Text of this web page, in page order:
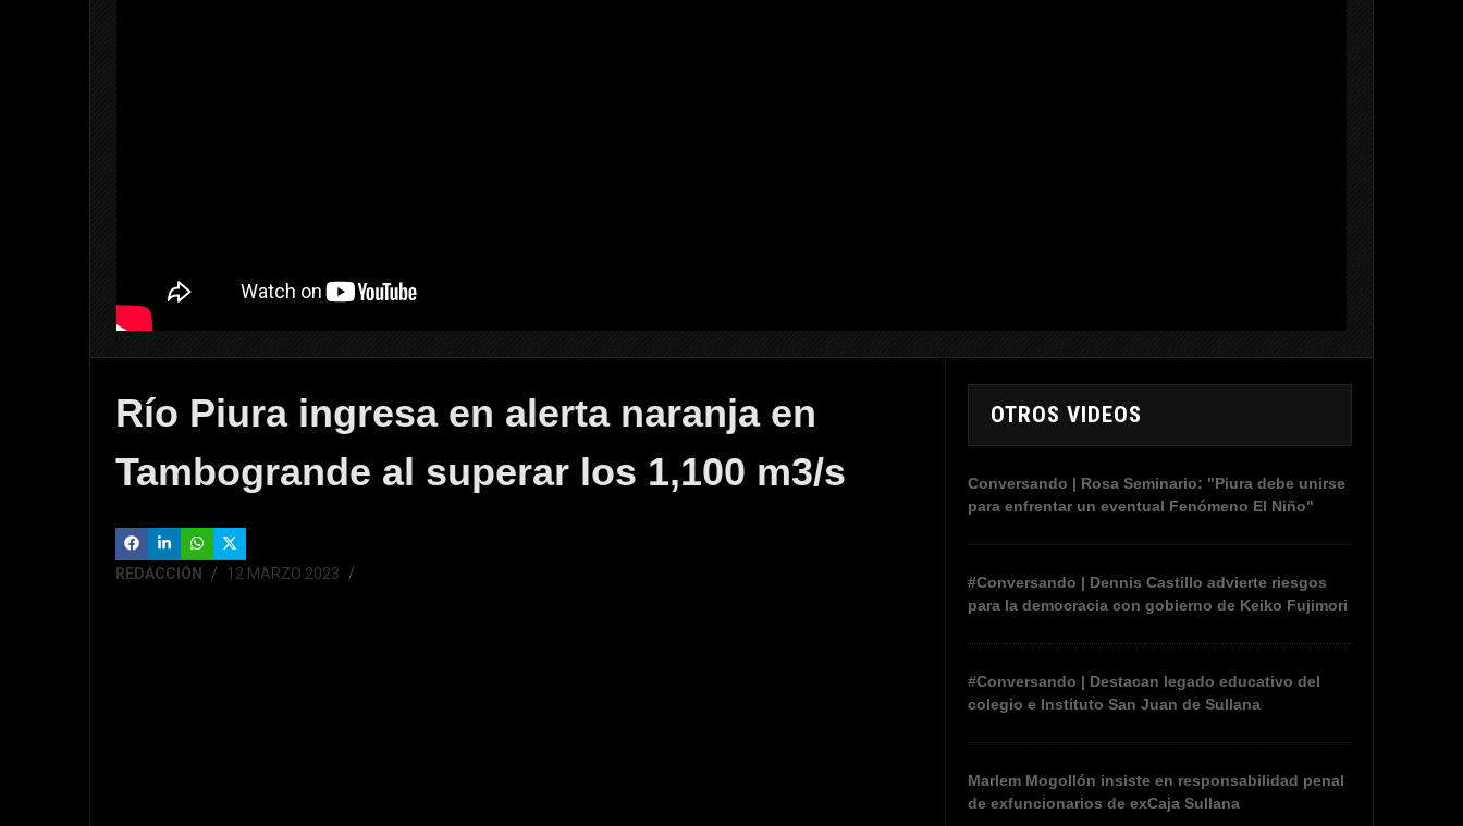
Río Piura ingresa en alerta naranja en
Tambogrande al superar los 1,100 m3/s
REDACCIÓN 12 MARZO 2023
OTROS VIDEOS
Conversando | Rosa Seminario: "Piura debe unirse
para enfrentar un eventual Fenómeno El Niño"
#Conversando | Dennis Castillo advierte riesgos
para la democracia con gobierno de Keiko Fujimori
#Conversando | Destacan legado educativo del
colegio e Instituto San Juan de Sullana
Marlem Mogollón insiste en responsabilidad penal
de exfuncionarios de exCaja Sullana